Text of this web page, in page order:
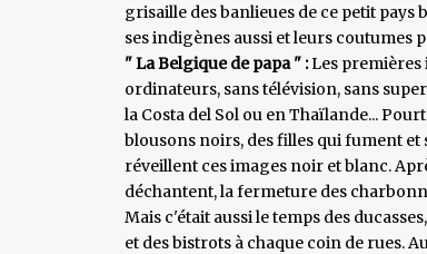
grisaille des banlieues de ce petit pays
ses indigènes aussi et leurs coutumes
" La Belgique de papa " :Les premières
ordinateurs, sans télévision, sans
la Costa del Sol ou en Thaïlande...
blousons noirs, des filles qui fument
réveillent ces images noir et blanc.
déchantent, la fermeture des
Mais c'était aussi le temps des
et des bistrots à chaque coin de rues.